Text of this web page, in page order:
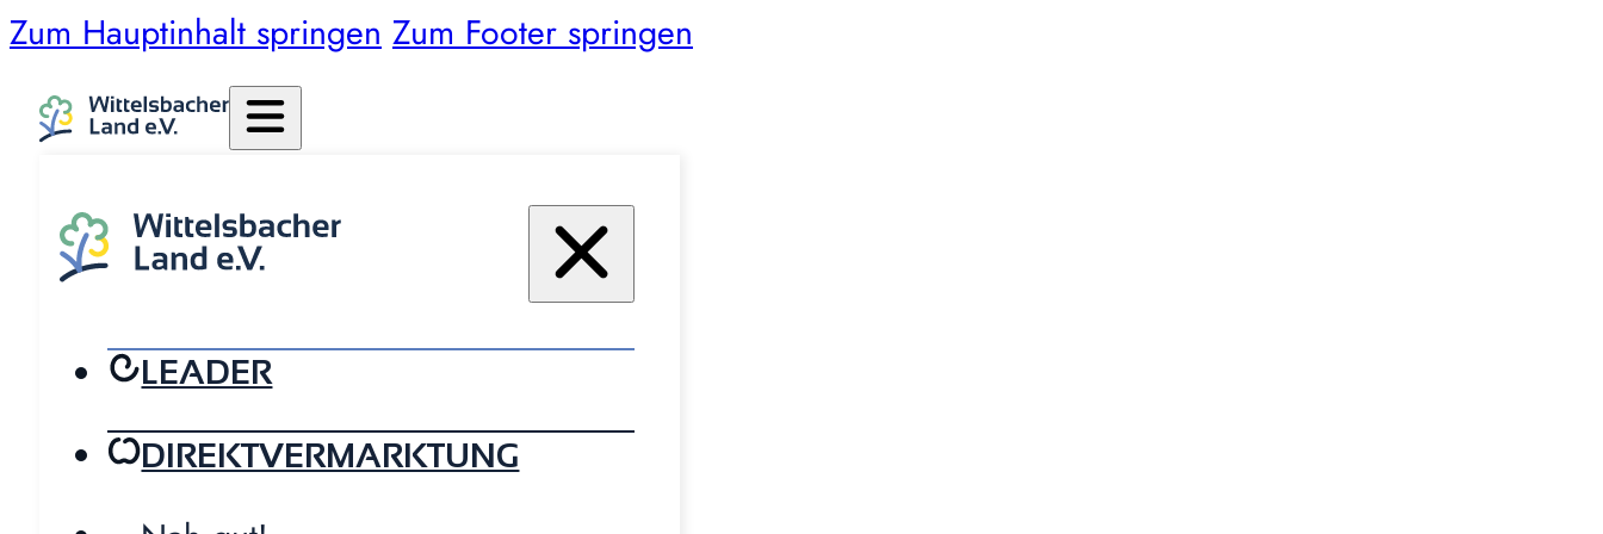
Zum Hauptinhalt springen Zum Footer springen
LEADER
DIREKTVERMARKTUNG